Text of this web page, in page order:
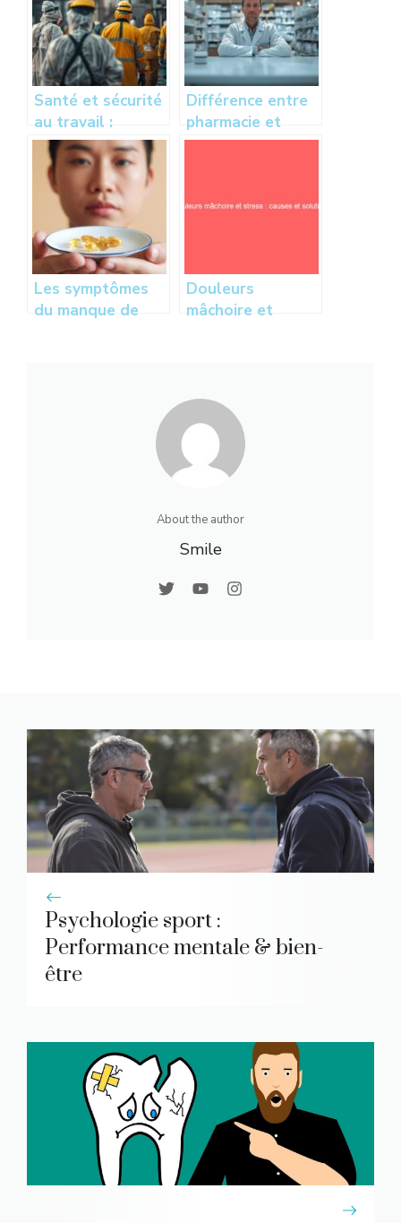
Santé et sécurité
au travail :
obligations et
réglementation
pour les
employeurs et
salariés
Différence entre
pharmacie et
parapharmacie :
quelles sont
Les symptômes
du manque de
Douleurs
mâchoire et
About the author
Smile
Psychologie sport :
Performance mentale & bien-
être